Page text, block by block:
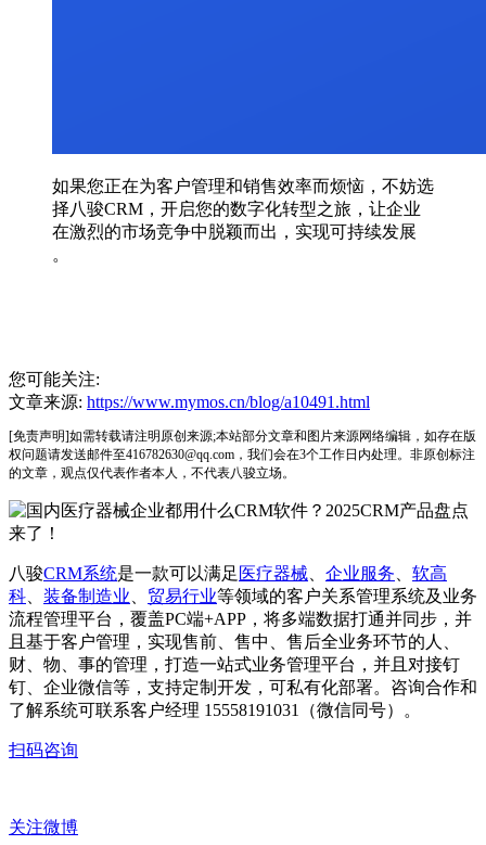
如果您正在为客户管理和销售效率而烦恼，不妨选
择八骏CRM，开启您的数字化转型之旅，让企业
在激烈的市场竞争中脱颖而出，实现可持续发展
。
您可能关注:
文章来源: https://www.mymos.cn/blog/a10491.html
[免责声明]如需转载请注明原创来源;本站部分文章和图片来源网络编辑，如存在版
权问题请发送邮件至416782630@qq.com，我们会在3个工作日内处理。非原创标注
的文章，观点仅代表作者本人，不代表八骏立场。
八骏CRM系统是一款可以满足 医疗器械 企业服务
软高
科
装备制造业 贸易行业等领域的客户关系管理系统及业务
流程管理平台，覆盖PC端+APP，将多端数据打通并同步，并
且基于客户管理，实现售前、售中、售后全业务环节的人、
财、物、事的管理，打造一站式业务管理平台，并且对接钉
钉、企业微信等，支持定制开发，可私有化部署。咨询合作和
了解系统可联系客户经理 15558191031（微信同号）。
扫码咨询
关注微博